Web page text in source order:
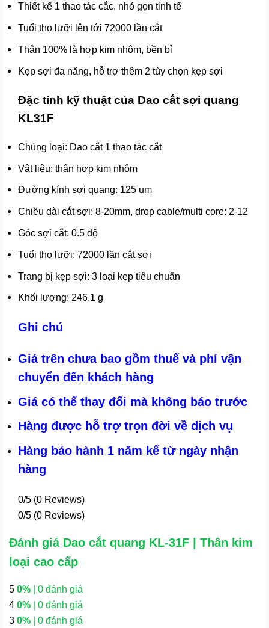
Thiết kế 1 thao tác cắc, nhỏ gọn tinh tế
Tuổi thọ lưỡi lên tới 72000 lần cắt
Thân 100% là hợp kim nhôm, bền bỉ
Kẹp sợi đa năng, hỗ trợ thêm 2 tùy chọn kẹp sợi
Đặc tính kỹ thuật của Dao cắt sợi quang
KL31F
Chủng loại: Dao cắt 1 thao tác cắt
Vật liệu: thân hợp kim nhôm
Đường kính sợi quang: 125 um
Chiều dài cắt sợi: 8-20mm, drop cable/multi core: 2-12
Góc sợi cắt: 0.5 độ
Tuổi thọ lưỡi: 72000 lần cắt sợi
Trang bị kẹp sợi: 3 loại kẹp tiêu chuẩn
Khối lượng: 246.1 g
Ghi chú
Giá trên chưa bao gồm thuế và phí vận
chuyển đến khách hàng
Giá có thể thay đổi mà không báo trước
Hàng được hỗ trợ trọn đời về dịch vụ
Hàng bảo hành 1 năm kể từ ngày nhận
hàng
0/5 (0 Reviews)
0/5 (0 Reviews)
Đánh giá Dao cắt quang KL-31F | Thân kim
loại cao cấp
5 0% | 0 đánh giá
4 0% | 0 đánh giá
3 0% | 0 đánh giá